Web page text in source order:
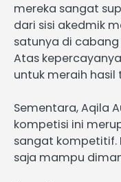
mereka sangat
dari sisi akedmik
satunya di cabang
Atas
untuk meraih hasil
Sementara, Aqila
kompetisi ini
sangat kompetitif.
saja mampu